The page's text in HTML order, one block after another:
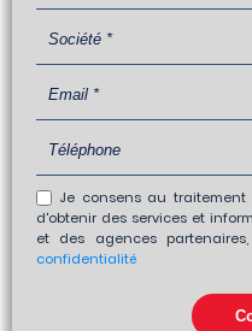
Je consens au
d'obtenir des services et
et des agences
confidentialité